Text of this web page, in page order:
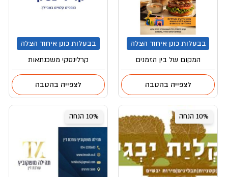
בבעלות כונן איחוד הצלה
המקום של בין הזמנים
לצפייה בהטבה
בבעלות כונן איחוד הצלה
קרלינסקי משכנתאות
לצפייה בהטבה
10% הנחה 10% הנחה